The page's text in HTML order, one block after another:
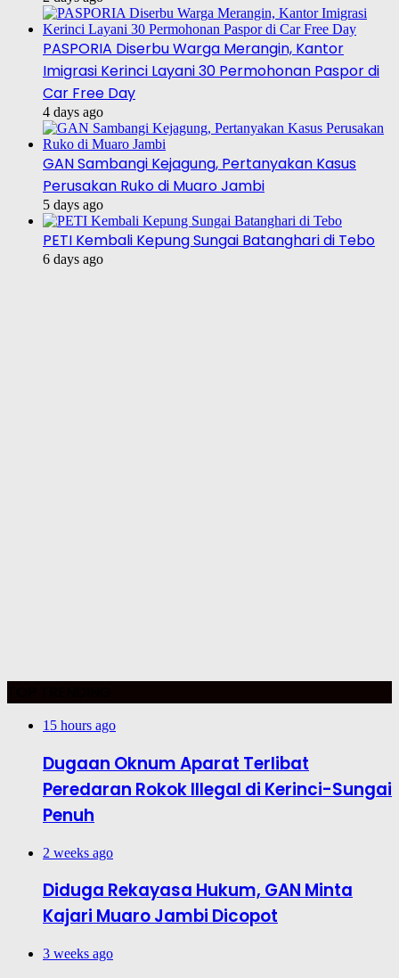
PASPORIA Diserbu Warga Merangin, Kantor
Imigrasi Kerinci Layani 30 Permohonan Paspor di
Car Free Day
4 days ago
GAN Sambangi Kejagung, Pertanyakan Kasus
Perusakan Ruko di Muaro Jambi
5 days ago
PETI Kembali Kepung Sungai Batanghari di Tebo
6 days ago
15 hours ago
Dugaan Oknum Aparat Terlibat
Peredaran Rokok Illegal di Kerinci-Sungai
Penuh
2 weeks ago
Diduga Rekayasa Hukum, GAN Minta
Kajari Muaro Jambi Dicopot
3 weeks ago